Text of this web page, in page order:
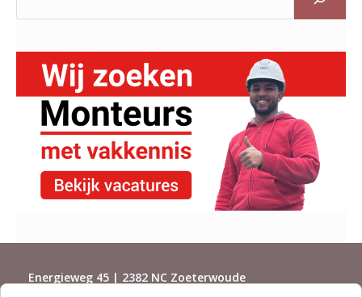
Energieweg 45 | 2382 NC Zoeterwoude